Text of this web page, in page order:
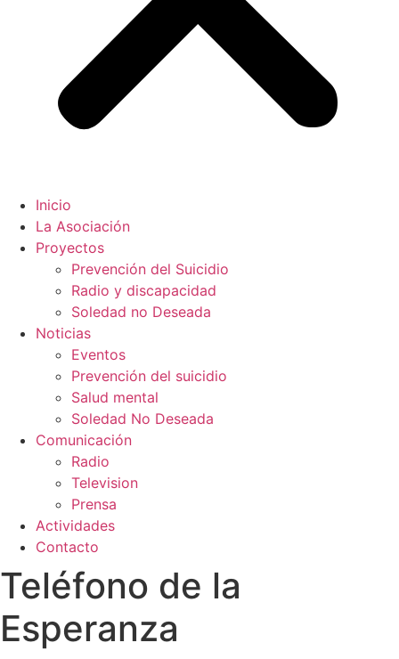
Inicio
La Asociación
Proyectos
Prevención del Suicidio
Radio y discapacidad
Soledad no Deseada
Noticias
Eventos
Prevención del suicidio
Salud mental
Soledad No Deseada
Comunicación
Radio
Television
Prensa
Actividades
Contacto
Teléfono de la
Esperanza